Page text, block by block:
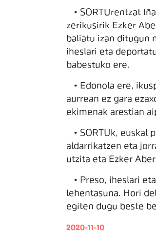
• SORTUrentzat
zerikusirik Ezker
baliatu izan ditugun
iheslari eta
babestuko ere.
• Edonola ere,
aurrean ez gara
ekimenak arestian
• SORTUk, euskal
aldarrikatzen eta
utzita eta Ezker
• Preso, iheslari
lehentasuna. Hori
egiten dugu beste
2020-11-10